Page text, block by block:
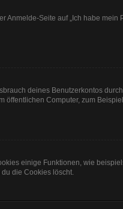
Anmelde-Seite auf „Ich habe mein
deines Benutzerkontos
öffentlichen Computer, zum
einige Funktionen, wie
die Cookies löscht.